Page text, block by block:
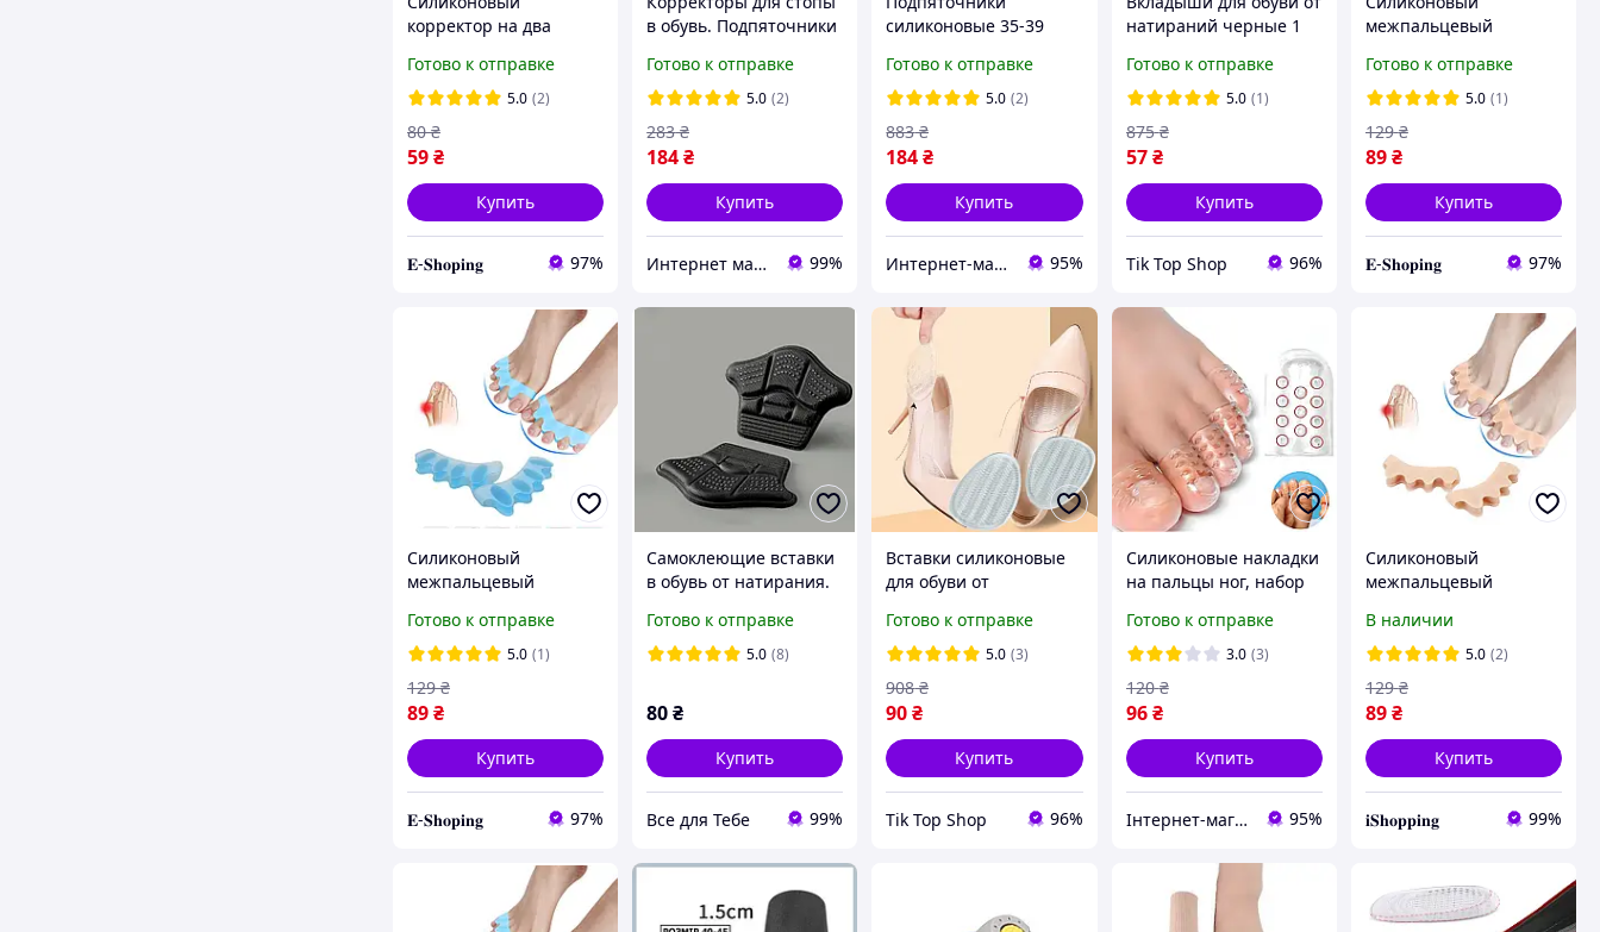
корректор на два
мизинца Valgus Pro
White
Готово к отправке
5.0 (2)
59₴
80 ₴
Купить
𝐄-𝐒𝐡𝐨𝐩𝐢𝐧𝐠 97%
в обувь. Подпяточники
Полустельки
силиконовые для
Готово к отправке
5.0 (2)
184₴
283 ₴
Купить
Интернет магазин GoGoShop 99%
силиконовые 35-39
для обуви. Корректоры
для стопы в обувь.
Готово к отправке
5.0 (2)
184₴
883 ₴
Купить
Интернет-магазин "Dianora-Style" 95%
натираний черные 1
накладки для
уменьшения размера
Готово к отправке
5.0 (1)
57 ₴
875 ₴
Купить
Tik Top Shop 96%
межпальцевый
пальцев Hallux Valgus
White
Готово к отправке
5.0 (1)
89₴
129 ₴
Купить
𝐄-𝐒𝐡𝐨𝐩𝐢𝐧𝐠 97%
Силиконовый
межпальцевый
пальцев Hallux Valgus
Blue
Готово к отправке
5.0 (1)
89₴
129 ₴
Купить
𝐄-𝐒𝐡𝐨𝐩𝐢𝐧𝐠 97%
Самоклеющие вставки
в обувь от натирания.
уменьшения размера;
Черный
Готово к отправке
5.0 (8)
80₴
Купить
Все для Тебе 99%
Вставки силиконовые
для обуви от
обуви. Гелевые
полустельки
прозрачные в туфли
Готово к отправке
5.0 (3)
90₴
908 ₴
Купить
Tik Top Shop 96%
Силиконовые накладки
на пальцы ног, набор
Готово к отправке
3.0 (3)
96 ₴
120 ₴
Купить
Інтернет-магазин Megusta 95%
Силиконовый
межпальцевый
пальцев Hallux Valgus
Beige
В наличии
5.0 (2)
89₴
129 ₴
Купить
𝐢𝐒𝐡𝐨𝐩𝐩𝐢𝐧𝐠 99%